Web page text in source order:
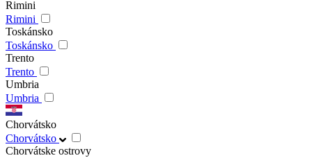
Rimini
Rimini
Toskánsko
Toskánsko
Trento
Trento
Umbria
Umbria
Chorvátsko
Chorvátsko
Chorvátske ostrovy